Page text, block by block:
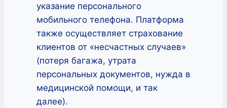
указание персонального
мобильного телефона. Платформа
также осуществляет страхование
клиентов от «несчастных случаев»
(потеря багажа, утрата
персональных документов, нужда в
медицинской помощи, и так
далее).